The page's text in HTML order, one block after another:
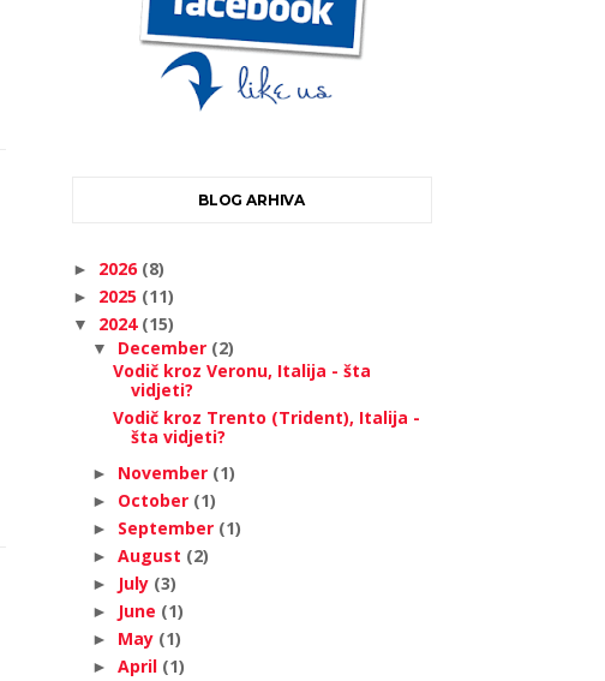
BLOG ARHIVA
► 2026 (8)
► 2025 (11)
▼ 2024 (15)
▼ December (2)
Vodič kroz Veronu, Italija - šta
vidjeti?
Vodič kroz Trento (Trident), Italija -
šta vidjeti?
► November (1)
► October (1)
► September (1)
►August (2)
► July (3)
► June (1)
► May (1)
►April (1)